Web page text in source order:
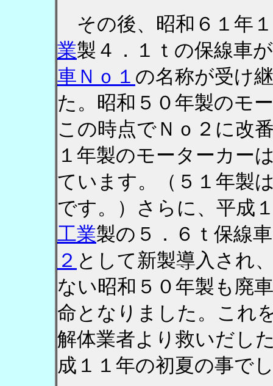
その後、昭和６１年
業製４．１ｔの保線車
車Ｎｏ１ の名称が受け
た。昭和５０年製のモ
この時点でＮｏ２に改
１年製のモーターカー
ています。（５１年製
です。）さらに、平成
工業製の５．６ｔ保線
２ として新製導入され
ない昭和５０年製も廃
命となりました。これ
解体業者より救いだし
成１１年の初夏の事で